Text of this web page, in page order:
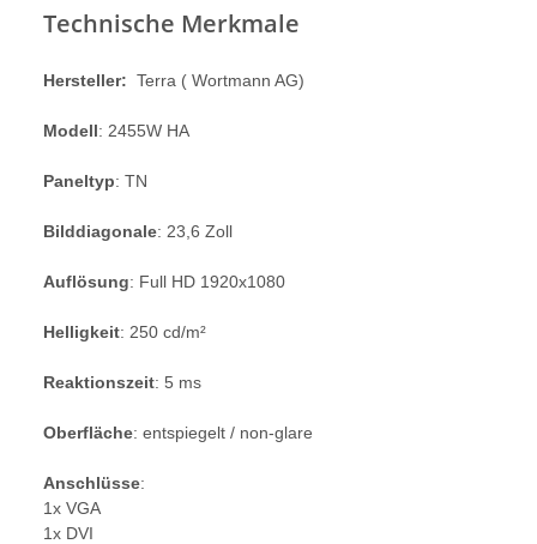
Technische Merkmale
Hersteller: Terra ( Wortmann AG)
Modell: 2455W HA
Paneltyp: TN
Bilddiagonale: 23,6 Zoll
Auflösung: Full HD 1920x1080
Helligkeit: 250 cd/m²
Reaktionszeit: 5 ms
Oberfläche: entspiegelt / non-glare
Anschlüsse:
1x VGA
1x DVI